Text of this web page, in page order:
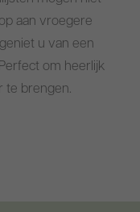
aan vroegere
u van een
om heerlijk
te brengen.